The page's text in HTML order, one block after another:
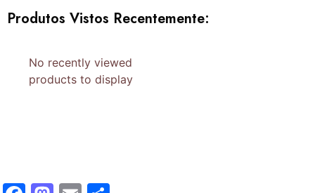
Produtos Vistos Recentemente:
No recently viewed
products to display